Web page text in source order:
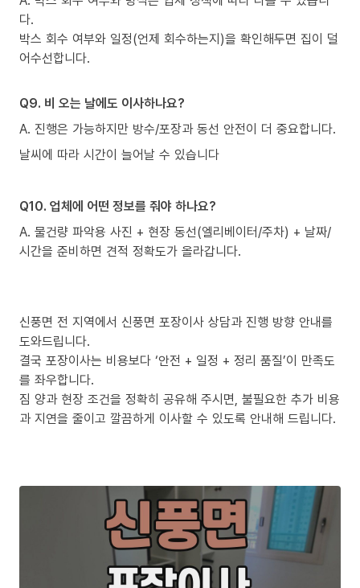
다.
박스 회수 여부와 일정(언제 회수하는지)을 확인해두면 집이 덜
어수선합니다.
Q9. 비 오는 날에도 이사하나요?
A. 진행은 가능하지만 방수/포장과 동선 안전이 더 중요합니다.
날씨에 따라 시간이 늘어날 수 있습니다
Q10. 업체에 어떤 정보를 줘야 하나요?
A. 물건량 파악용 사진 + 현장 동선(엘리베이터/주차) + 날짜/
시간을 준비하면 견적 정확도가 올라갑니다.
신풍면 전 지역에서 신풍면 포장이사 상담과 진행 방향 안내를
도와드립니다.
결국 포장이사는 비용보다 ‘안전 + 일정 + 정리 품질’이 만족도
를 좌우합니다.
짐 양과 현장 조건을 정확히 공유해 주시면, 불필요한 추가 비용
과 지연을 줄이고 깔끔하게 이사할 수 있도록 안내해 드립니다.